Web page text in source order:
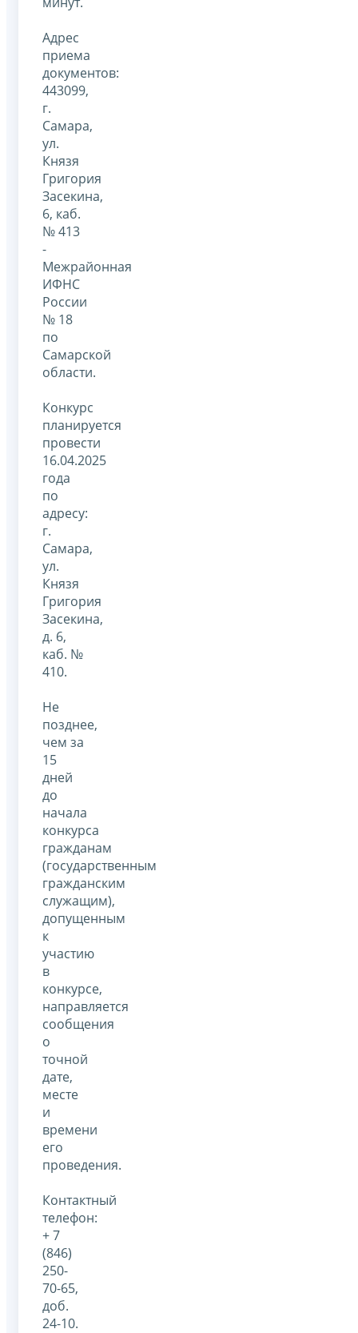
Адрес
приема
документов:
443099,
г.
Самара,
ул.
Князя
Григория
Засекина,
6, каб.
№ 413
-
Межрайонная
ИФНС
России
№ 18
по
Самарской
области.
Конкурс
планируется
провести
16.04.2025
года
по
адресу:
г.
Самара,
ул.
Князя
Григория
Засекина,
д. 6,
каб. №
410.
Не
позднее,
чем за
15
дней
до
начала
конкурса
гражданам
(государственным
гражданским
служащим),
допущенным
к
участию
в
конкурсе,
направляется
сообщения
о
точной
дате,
месте
и
времени
его
проведения.
Контактный
телефон:
+ 7
(846)
250-
70-65,
доб.
24-10.